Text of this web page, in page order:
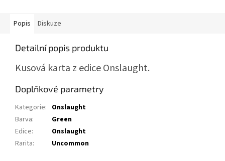
Popis Diskuze
Detailní popis produktu
Kusová karta z edice Onslaught.
Doplňkové parametry
Kategorie: Onslaught
Barva:
Green
Edice:
Onslaught
Rarita: Uncommon